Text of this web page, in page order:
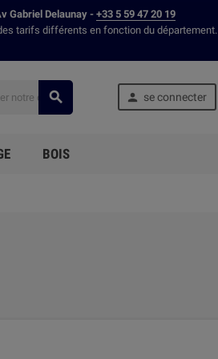
Gabriel Delaunay - +33 5 59 47 20 19
tarifs différents en fonction du département.
  se connecter
BOIS